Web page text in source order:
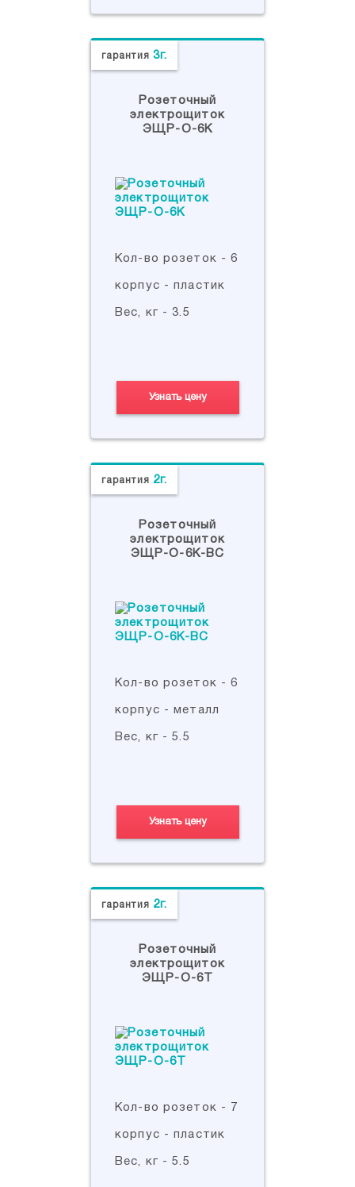
гарантия 3г.
Розеточный
электрощиток
ЭЩР-О-6К
Кол-во розеток - 6
корпус - пластик
Вес, кг - 3.5
Узнать цену
гарантия 2г.
Розеточный
электрощиток
ЭЩР-О-6К-ВС
Кол-во розеток - 6
корпус - металл
Вес, кг - 5.5
Узнать цену
гарантия 2г.
Розеточный
электрощиток
ЭЩР-О-6Т
Кол-во розеток - 7
корпус - пластик
Вес, кг - 5.5